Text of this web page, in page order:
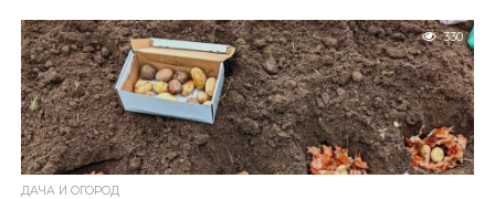
330
ДАЧА И ОГОРОД